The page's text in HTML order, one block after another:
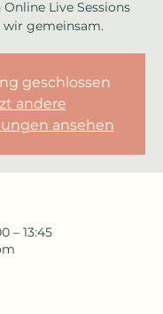
Live Sessions
gemeinsam.
geschlossen
andere
ansehen
– 13:45